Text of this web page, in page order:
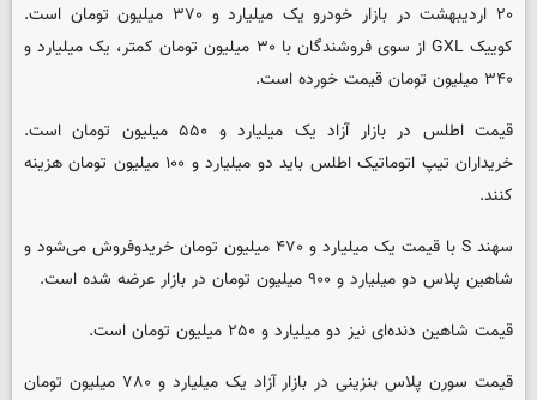
۲۰ اردیبهشت در بازار خودرو یک میلیارد و ۳۷۰ میلیون تومان است.
کوییک GXL از سوی فروشندگان با ۳۰ میلیون تومان کمتر، یک میلیارد و
۳۴۰ میلیون تومان قیمت خورده است.
قیمت اطلس در بازار آزاد یک میلیارد و ۵۵۰ میلیون تومان است.
خریداران تیپ اتوماتیک اطلس باید دو میلیارد و ۱۰۰ میلیون تومان هزینه
کنند.
سهند S با قیمت یک میلیارد و ۴۷۰ میلیون تومان خریدوفروش می‌شود و
شاهین پلاس دو میلیارد و ۹۰۰ میلیون تومان در بازار عرضه شده است.
قیمت شاهین دنده‌ای نیز دو میلیارد و ۲۵۰ میلیون تومان است.
قیمت سورن پلاس بنزینی در بازار آزاد یک میلیارد و ۷۸۰ میلیون تومان